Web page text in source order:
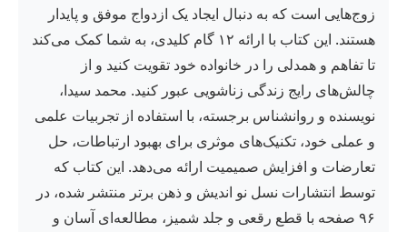
زوج‌هایی است که به دنبال ایجاد یک ازدواج موفق و پایدار
هستند. این کتاب با ارائه ۱۲ گام کلیدی، به شما کمک می‌کند
تا تفاهم و همدلی را در خانواده خود تقویت کنید و از
چالش‌های رایج زندگی زناشویی عبور کنید. محمد سیدا،
نویسنده و روانشناس برجسته، با استفاده از تجربیات علمی
و عملی خود، تکنیک‌های موثری برای بهبود ارتباطات، حل
تعارضات و افزایش صمیمیت ارائه می‌دهد. این کتاب که
توسط انتشارات نسل نو اندیش و ذهن برتر منتشر شده، در
۹۶ صفحه با قطع رقعی و جلد شمیز، مطالعه‌ای آسان و